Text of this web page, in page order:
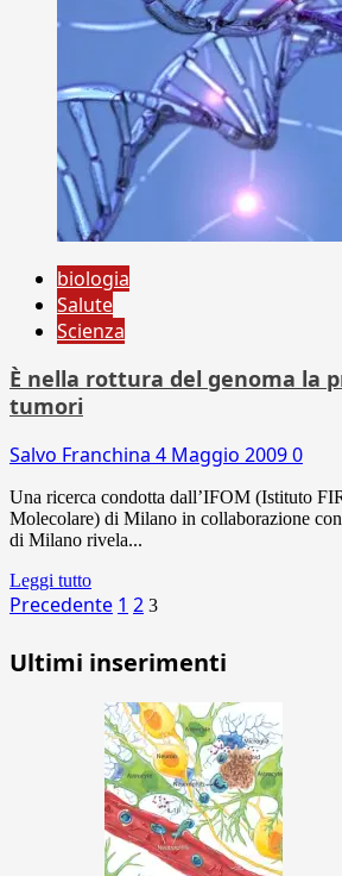
biologia
Salute
Scienza
È nella rottura del genoma la
tumori
Salvo Franchina 4 Maggio 20090
Una ricerca condotta dall’IFOM (Istituto
Molecolare) di Milano in collaborazione
di Milano rivela...
Leggi tutto
Paginazione
degli
articoli
Precedente 1 2 3
Ultimi inserimenti